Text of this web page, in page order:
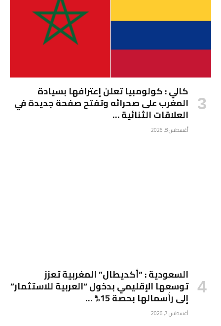
كالي : كولومبيا تعلن إعترافها بسيادة
المغرب على صحرائه وتفتح صفحة جديدة في
العلاقات الثنائية …
أغسطس 8, 2026
السعودية : “أكديطال” المغربية تعزز
توسعها الإقليمي بدخول “العربية للاستثمار”
إلى رأسمالها بحصة 15% …
أغسطس 7, 2026